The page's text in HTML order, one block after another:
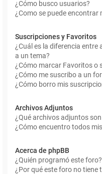
¿Cómo busco usuarios?
¿Como se puede encontrar
Suscripciones y Favoritos
¿Cuál es la diferencia
a un tema?
¿Cómo marcar Favoritos o
¿Cómo me suscribo a un
¿Cómo borro mis
Archivos Adjuntos
¿Qué archivos adjuntos
¿Cómo encuentro todos
Acerca de phpBB
¿Quién programó este foro?
¿Por qué este foro no tiene